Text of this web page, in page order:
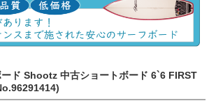
ド Shootz 中古ショートボード 6`6 FIRST